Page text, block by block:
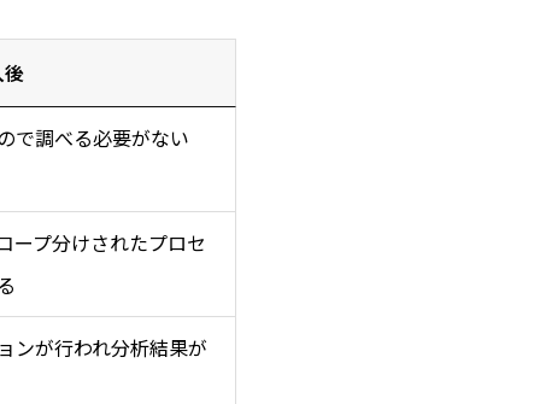
で調べる必要がない
ープ分けされたプロセ
ンが行われ分析結果が